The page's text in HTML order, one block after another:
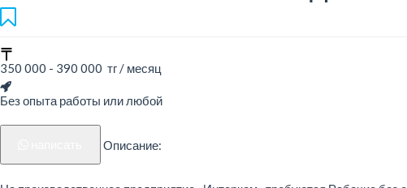
350 000 - 390 000 тг / месяц
Без опыта работы или любой
Описание: